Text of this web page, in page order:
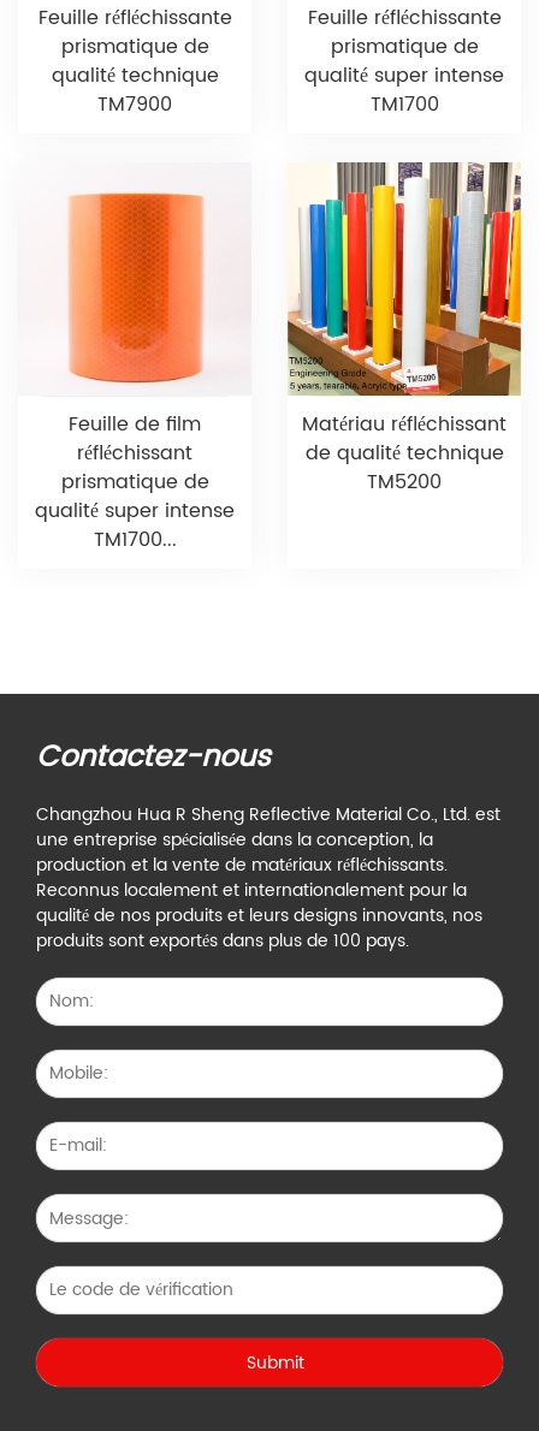
Feuille réfléchissante
prismatique de
qualité technique
TM7900
Feuille réfléchissante
prismatique de
qualité super intense
TM1700
Feuille de film
réfléchissant
prismatique de
qualité super intense
TM1700...
Matériau réfléchissant
de qualité technique
TM5200
Contactez-nous
Changzhou Hua R Sheng Reflective Material Co., Ltd. est
une entreprise spécialisée dans la conception, la
production et la vente de matériaux réfléchissants.
Reconnus localement et internationalement pour la
qualité de nos produits et leurs designs innovants, nos
produits sont exportés dans plus de 100 pays.